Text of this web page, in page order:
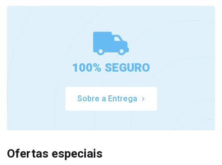
100% SEGURO
Sobre a Entrega
Ofertas especiais